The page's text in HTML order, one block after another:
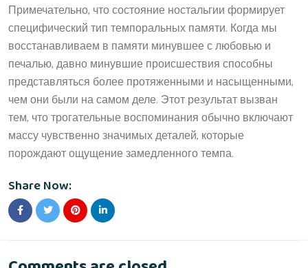
Примечательно, что состояние ностальгии формирует
специфический тип темпоральных памяти. Когда мы
восстанавливаем в памяти минувшее с любовью и
печалью, давно минувшие происшествия способны
представляться более протяженными и насыщенными,
чем они были на самом деле. Этот результат вызван
тем, что трогательные воспоминания обычно включают
массу чувственно значимых деталей, которые
порождают ощущение замедленного темпа.
Share Now: